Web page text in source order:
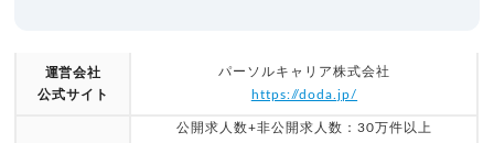
運営会社
公式サイト
パーソルキャリア株式会社
https://doda.jp/
公開求人数+非公開求人数：30万件以上